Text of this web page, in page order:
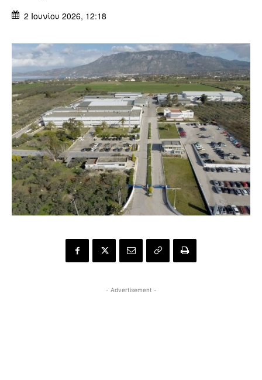
2 Ιουνίου 2026, 12:18
- Advertisement -